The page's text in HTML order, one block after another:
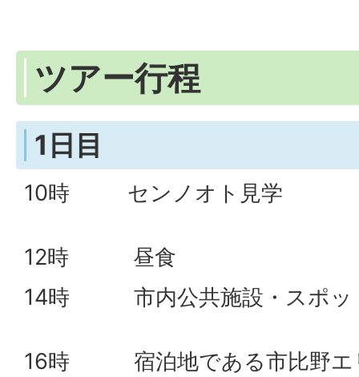
ツアー行程
1日目
10時 センノオト見学
12時 昼食
14時 市内公共施設・スポッ
16時 宿泊地である市比野エ